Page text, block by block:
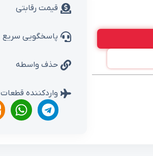
قیمت رقابتی
پاسخگویی سریع
حذف واسطه
واردکننده قطعات